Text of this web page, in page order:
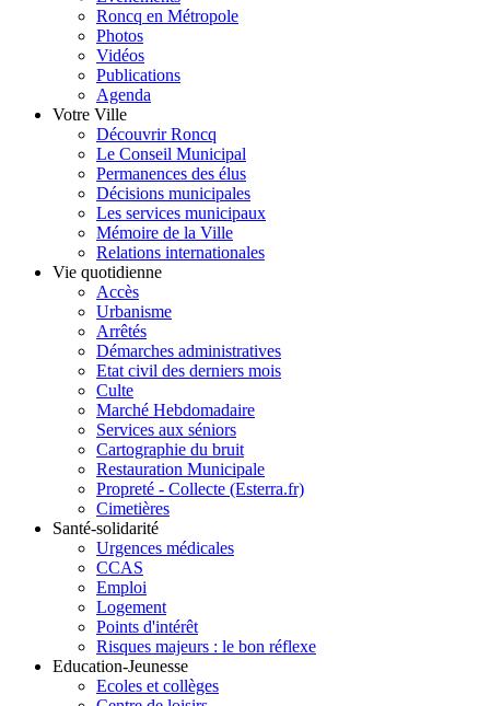
Roncq en Métropole
Photos
Vidéos
Publications
Agenda
Votre Ville
Découvrir Roncq
Le Conseil Municipal
Permanences des élus
Décisions municipales
Les services municipaux
Mémoire de la Ville
Relations internationales
Vie quotidienne
Accès
Urbanisme
Arrêtés
Démarches administratives
Etat civil des derniers mois
Culte
Marché Hebdomadaire
Services aux séniors
Cartographie du bruit
Restauration Municipale
Propreté - Collecte (Esterra.fr)
Cimetières
Santé-solidarité
Urgences médicales
CCAS
Emploi
Logement
Points d'intérêt
Risques majeurs : le bon réflexe
Education-Jeunesse
Ecoles et collèges